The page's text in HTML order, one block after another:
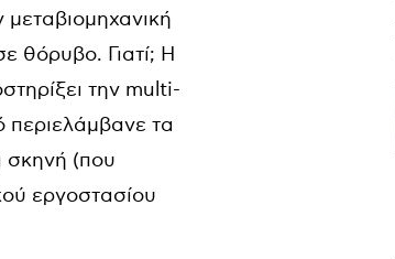
μεταβιομηχανική
θόρυβο. Γιατί; Η
την multi-
περιελάμβανε τα
σκηνή (που
εργοστασίου